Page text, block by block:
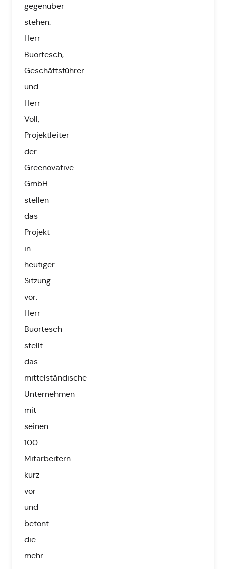
gegenüber
stehen.
Herr
Buortesch,
Geschäftsführer
und
Herr
Voll,
Projektleiter
der
Greenovative
GmbH
stellen
das
Projekt
in
heutiger
Sitzung
vor:
Herr
Buortesch
stellt
das
mittelständische
Unternehmen
mit
seinen
100
Mitarbeitern
kurz
vor
und
betont
die
mehr